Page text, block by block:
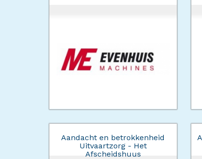
Aandacht en betrokkenheid
Uitvaartzorg - Het
Afscheidshuus